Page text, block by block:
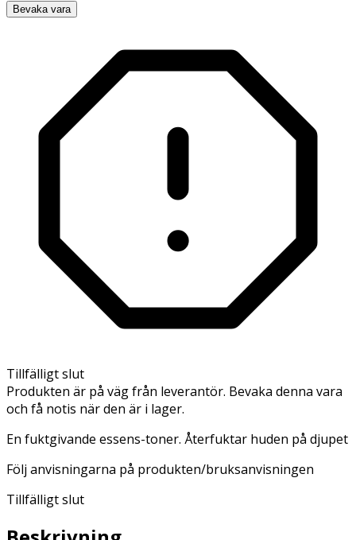
Bevaka vara
Tillfälligt slut
Produkten är på väg från leverantör. Bevaka denna vara
och få notis när den är i lager.
En fuktgivande essens-toner. Återfuktar huden på djupet
Följ anvisningarna på produkten/bruksanvisningen
Tillfälligt slut